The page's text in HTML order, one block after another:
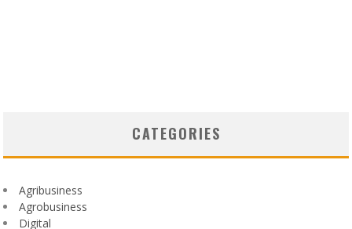
CATEGORIES
Agribusiness
Agrobusiness
Digital